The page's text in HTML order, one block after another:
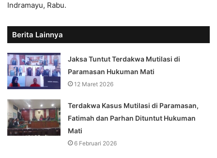
Indramayu, Rabu.
Berita Lainnya
Jaksa Tuntut Terdakwa Mutilasi di
Paramasan Hukuman Mati
12 Maret 2026
Terdakwa Kasus Mutilasi di Paramasan,
Fatimah dan Parhan Dituntut Hukuman
Mati
6 Februari 2026